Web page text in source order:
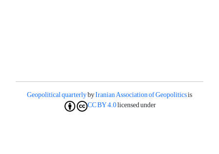
Geopolitical quarterlybyIranian Association of Geopoliticsis
licensed under
CC BY 4.0